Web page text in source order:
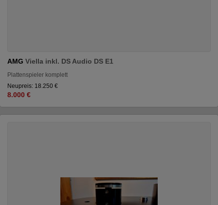
AMG Viella inkl. DS Audio DS E1
Plattenspieler komplett
Neupreis: 18.250 €
8.000 €